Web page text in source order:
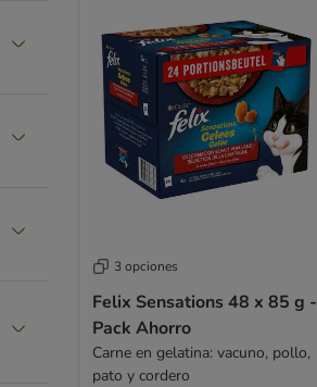
3 opciones
Felix Sensations 48 x 85 g -
Pack Ahorro
Carne en gelatina: vacuno, pollo,
pato y cordero